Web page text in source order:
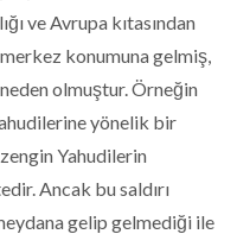
ve Avrupa kıtasından
konumuna gelmiş,
olmuştur. Örneğin
yönelik bir
zengin Yahudilerin
Ancak bu saldırı
gelip gelmediği ile